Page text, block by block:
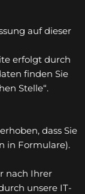
auf dieser
erfolgt durch
finden Sie
Stelle“.
dass Sie
in Formulare).
nach Ihrer
unsere IT-